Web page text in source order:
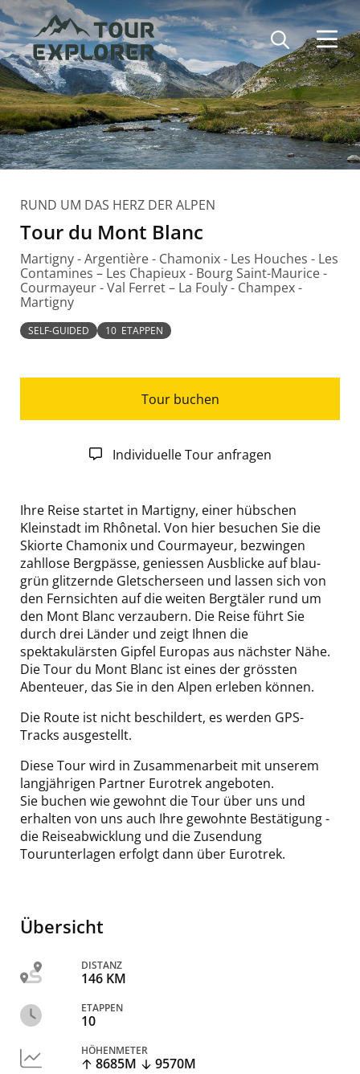
Direkt
zum
Inhalt
RUND UM DAS HERZ DER ALPEN
Tour du Mont Blanc
Martigny - Argentière - Chamonix - Les Houches - Les
Contamines – Les Chapieux - Bourg Saint-Maurice -
Courmayeur - Val Ferret – La Fouly - Champex -
Martigny
SELF-GUIDED 10 ETAPPEN
Tour buchen
Individuelle Tour anfragen
Ihre Reise startet in Martigny, einer hübschen
Kleinstadt im Rhônetal. Von hier besuchen Sie die
Skiorte Chamonix und Courmayeur, bezwingen
zahllose Bergpässe, geniessen Ausblicke auf blau-
grün glitzernde Gletscherseen und lassen sich von
den Fernsichten auf die weiten Bergtäler rund um
den Mont Blanc verzaubern. Die Reise führt Sie
durch drei Länder und zeigt Ihnen die
spektakulärsten Gipfel Europas aus nächster Nähe.
Die Tour du Mont Blanc ist eines der grössten
Abenteuer, das Sie in den Alpen erleben können.
Die Route ist nicht beschildert, es werden GPS-
Tracks ausgestellt.
Diese Tour wird in Zusammenarbeit mit unserem
langjährigen Partner Eurotrek angeboten.
Sie buchen wie gewohnt die Tour über uns und
erhalten von uns auch Ihre gewohnte Bestätigung -
die Reiseabwicklung und die Zusendung
Tourunterlagen erfolgt dann über Eurotrek.
Übersicht
DISTANZ
146 KM
ETAPPEN
10
HÖHENMETER
8685M 9570M